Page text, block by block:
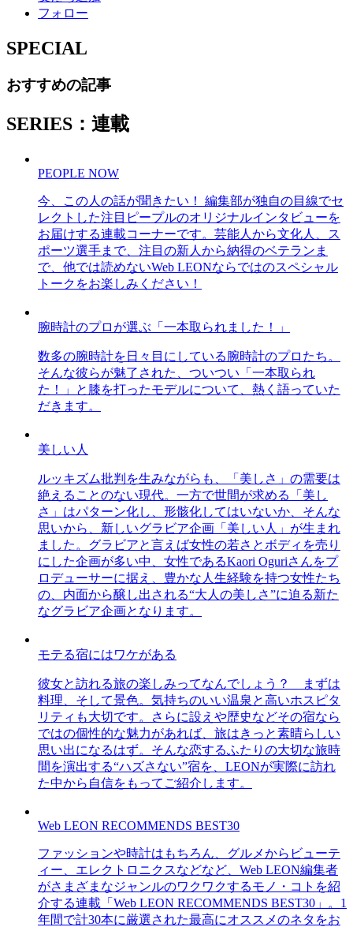
フォロー
SPECIAL
おすすめの記事
SERIES：連載
PEOPLE NOW
今、この人の話が聞きたい！ 編集部が独自の目線でセ
レクトした注目ピープルのオリジナルインタビューを
お届けする連載コーナーです。芸能人から文化人、ス
ポーツ選手まで、注目の新人から納得のベテランま
で、他では読めないWeb LEONならではのスペシャル
トークをお楽しみください！
腕時計のプロが選ぶ「一本取られました！」
数多の腕時計を日々目にしている腕時計のプロたち。
そんな彼らが魅了された、ついつい「一本取られ
た！」と膝を打ったモデルについて、熱く語っていた
だきます。
美しい人
ルッキズム批判を生みながらも、「美しさ」の需要は
絶えることのない現代。一方で世間が求める「美し
さ」はパターン化し、形骸化してはいないか、そんな
思いから、新しいグラビア企画「美しい人」が生まれ
ました。グラビアと言えば女性の若さとボディを売り
にした企画が多い中、女性であるKaori Oguriさんをプ
ロデューサーに据え、豊かな人生経験を持つ女性たち
の、内面から醸し出される“大人の美しさ”に迫る新た
なグラビア企画となります。
モテる宿にはワケがある
彼女と訪れる旅の楽しみってなんでしょう？ まずは
料理、そして景色。気持ちのいい温泉と高いホスピタ
リティも大切です。さらに設えや歴史などその宿なら
ではの個性的な魅力があれば、旅はきっと素晴らしい
思い出になるはず。そんな恋するふたりの大切な旅時
間を演出する“ハズさない”宿を、LEONが実際に訪れ
た中から自信をもってご紹介します。
Web LEON RECOMMENDS BEST30
ファッションや時計はもちろん、グルメからビューテ
ィー、エレクトロニクスなどなど、Web LEON編集者
がさまざまなジャンルのワクワクするモノ・コトを紹
介する連載「Web LEON RECOMMENDS BEST30」。1
年間で計30本に厳選された最高にオススメのネタをお